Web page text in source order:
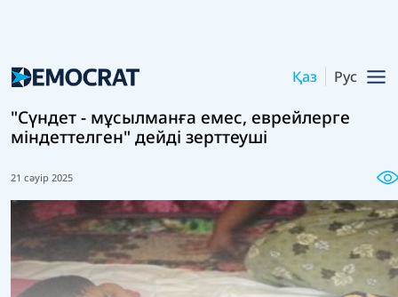
Қаз Рус
"Сүндет - мұсылманға емес, еврейлерге
міндеттелген" дейді зерттеуші
21 сәуір 2025